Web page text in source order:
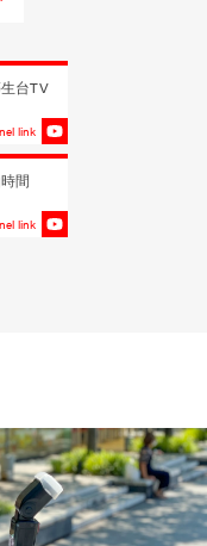
台TV
link
間
link